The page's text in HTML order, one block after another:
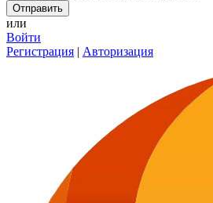
или
Войти
Регистрация | Авторизация